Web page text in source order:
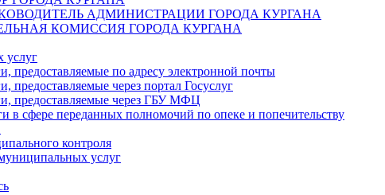
АДМИНИСТРАЦИИ ГОРОДА КУРГАНА
КОМИССИЯ ГОРОДА КУРГАНА
услуг
предоставляемые по адресу электронной почты
предоставляемые через портал Госуслуг
предоставляемые через ГБУ МФЦ
в сфере переданных полномочий по опеке и попечительству
контроля
услуг